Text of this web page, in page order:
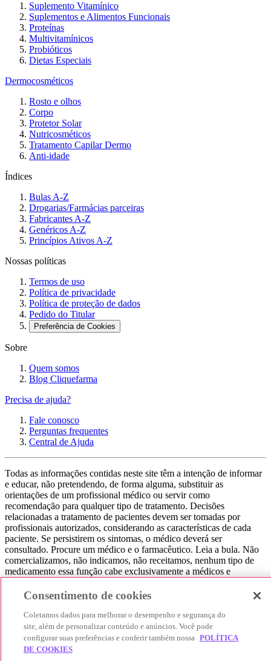
Suplemento Vitamínico
Suplementos e Alimentos Funcionais
Proteínas
Multivitamínicos
Probióticos
Dietas Especiais
Dermocosméticos
Rosto e olhos
Corpo
Protetor Solar
Nutricosméticos
Tratamento Capilar Dermo
Anti-idade
Índices
Bulas A-Z
Drogarias/Farmácias parceiras
Fabricantes A-Z
Genéricos A-Z
Princípios Ativos A-Z
Nossas políticas
Termos de uso
Política de privacidade
Política de proteção de dados
Pedido do Titular
Preferência de Cookies
Sobre
Quem somos
Blog Cliquefarma
Precisa de ajuda?
Fale conosco
Perguntas frequentes
Central de Ajuda
Todas as informações contidas neste site têm a intenção de informar
e educar, não pretendendo, de forma alguma, substituir as
orientações de um profissional médico ou servir como
recomendação para qualquer tipo de tratamento. Decisões
relacionadas a tratamento de pacientes devem ser tomadas por
profissionais autorizados, considerando as características de cada
paciente. Se persistirem os sintomas, o médico deverá ser
consultado. Procure um médico e o farmacêutico. Leia a bula. Não
comercializamos, não indicamos, não receitamos, nenhum tipo de
medicamento essa função cabe exclusivamente a médicos e
consultar seu médico. Não somos uma loja ou marketplace, ou seja,
que você encontre o preço mais barato, comparando os preços de
produtos farmacêuticos. Contribuímos e damos auxílio para que sua
experiência seja bem-sucedida, mas a finalização da compra
acontece nos sites das nossas lojas parceiras.
Consentimento de cookies
Coletamos dados para melhorar o desempenho e segurança do
site, além de personalizar conteúdo e anúncios. Você pode
configurar suas preferências e conferir também nossa POLÍTICA
DE COOKIES